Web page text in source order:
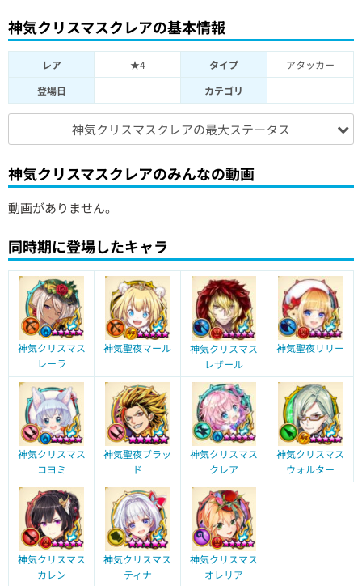
神気クリスマスクレアの基本情報
レア ★4 タイプ
アタッカー
登場日
カテゴリ
神気クリスマスクレアの最大ステータス
神気クリスマスクレアのみんなの動画
動画がありません。
同時期に登場したキャラ
神気クリスマス
レーラ
神気聖夜マール
神気クリスマス
レザール
神気聖夜リリー
神気クリスマス
コヨミ
神気聖夜ブラッ
ド
神気クリスマス
クレア
神気クリスマス
ウォルター
神気クリスマス
カレン
神気クリスマス
ティナ
神気クリスマス
オレリア